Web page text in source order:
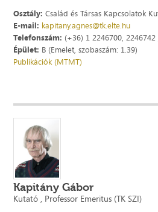
Osztály: Család és Társas Kapcsolatok
E-mail: kapitany.agnes@tk.elte.hu
Telefonszám: (+36) 1 2246700,
Épület: B (Emelet, szobaszám: 1.39)
Publikációk (MTMT)
Kapitány Gábor
Kutató , Professor Emeritus (TK SZI)